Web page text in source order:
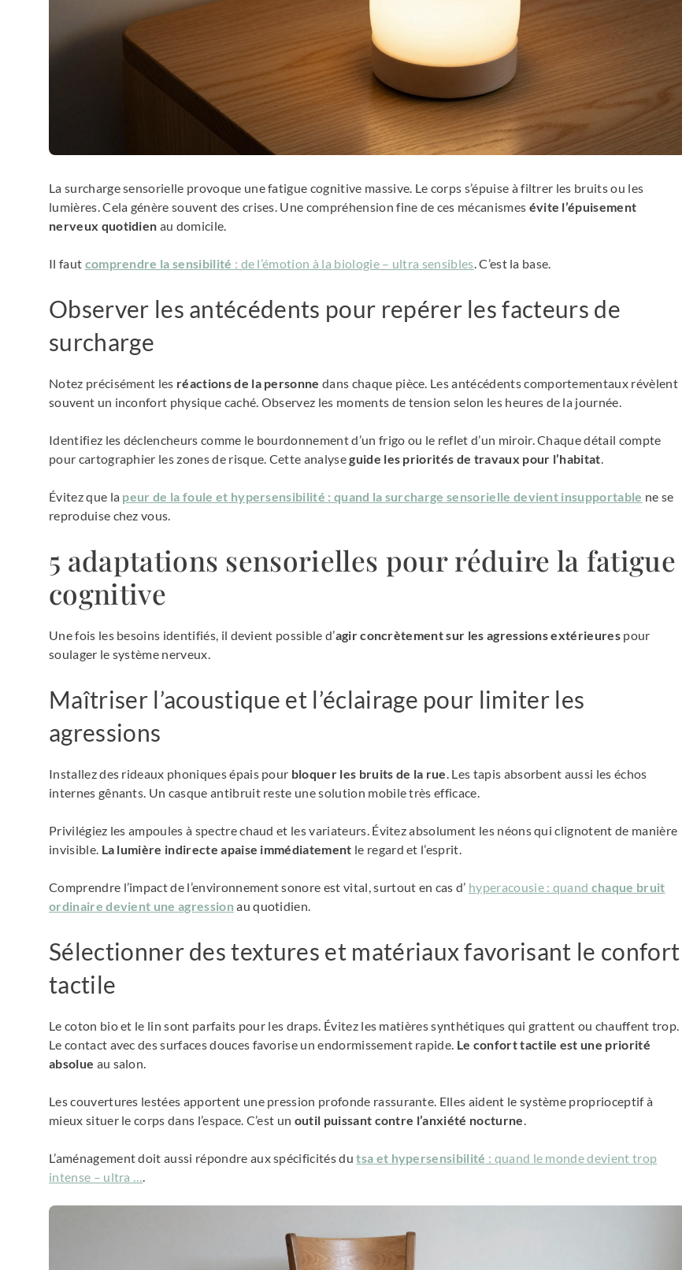
La surcharge sensorielle provoque une fatigue cognitive massive. Le corps s’épuise à filtrer les bruits ou les
lumières. Cela génère souvent des crises. Une compréhension fine de ces mécanismes évite l’épuisement
nerveux quotidien au domicile.
Il faut comprendre la sensibilité : de l’émotion à la biologie – ultra sensibles. C’est la base.
Observer les antécédents pour repérer les facteurs de
surcharge
Notez précisément les réactions de la personne dans chaque pièce. Les antécédents comportementaux révèlent
souvent un inconfort physique caché. Observez les moments de tension selon les heures de la journée.
Identifiez les déclencheurs comme le bourdonnement d’un frigo ou le reflet d’un miroir. Chaque détail compte
pour cartographier les zones de risque. Cette analyseguide les priorités de travaux pour l’habitat.
Évitez que la peur de la foule et hypersensibilité : quand la surcharge sensorielle devient insupportable ne se
reproduise chez vous.
5 adaptations sensorielles pour réduire la fatigue
cognitive
Une fois les besoins identifiés, il devient possible d’agir concrètement sur les agressions extérieurespour
soulager le système nerveux.
Maîtriser l’acoustique et l’éclairage pour limiter les
agressions
Installez des rideaux phoniques épais pour bloquer les bruits de la rue. Les tapis absorbent aussi les échos
internes gênants. Un casque antibruit reste une solution mobile très efficace.
Privilégiez les ampoules à spectre chaud et les variateurs. Évitez absolument les néons qui clignotent de manière
invisible. La lumière indirecte apaise immédiatement le regard et l’esprit.
Comprendre l’impact de l’environnement sonore est vital, surtout en cas d’ hyperacousie : quand chaque bruit
ordinaire devient une agression au quotidien.
Sélectionner des textures et matériaux favorisant le confort
tactile
Le coton bio et le lin sont parfaits pour les draps. Évitez les matières synthétiques qui grattent ou chauffent trop.
Le contact avec des surfaces douces favorise un endormissement rapide. Le confort tactile est une priorité
absolue au salon.
Les couvertures lestées apportent une pression profonde rassurante. Elles aident le système proprioceptif à
mieux situer le corps dans l’espace. C’est un outil puissant contre l’anxiété nocturne.
L’aménagement doit aussi répondre aux spécificités dutsa et hypersensibilité : quand le monde devient trop
intense – ultra ….